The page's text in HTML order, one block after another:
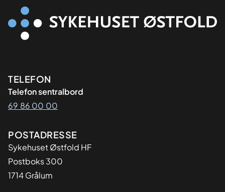
Kontaktinformasjon
TELEFON
Telefon sentralbord
69 86 00 00
Adresse
POSTADRESSE
Sykehuset Østfold HF
Postboks 300
1714 Grålum